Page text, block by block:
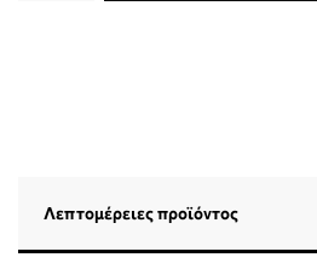
Λεπτομέρειες προϊόντος